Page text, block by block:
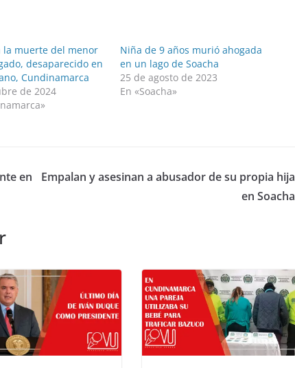
la muerte del menor
desaparecido en
Cundinamarca
de 2024
Niña de 9 años murió ahogada
en un lago de Soacha
25 de agosto de 2023
En «Soacha»
en
Empalan y asesinan a abusador de su propia hija
en Soacha